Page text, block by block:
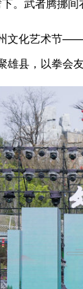
化艺术节——
县，以拳会